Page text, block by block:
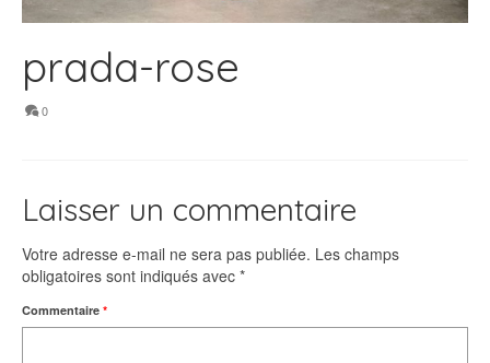
prada-rose
0
Laisser un commentaire
Votre adresse e-mail ne sera pas publiée. Les champs
obligatoires sont indiqués avec *
Commentaire *